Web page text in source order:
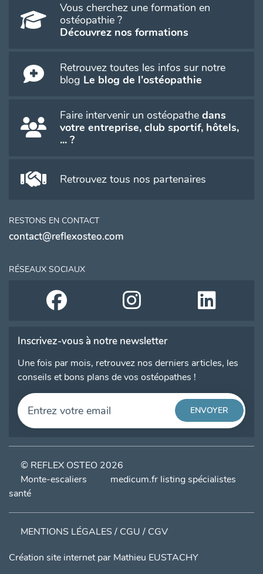
Vous cherchez une formation en
ostéopathie ?
Découvrez nos formations
Retrouvez toutes les infos sur notre
blog Le blog de l'ostéopathie
Faire intervenir un ostéopathe dans
votre entreprise, club sportif, hôtels,
... ?
Retrouvez tous nos partenaires
RESTONS EN CONTACT
contact@reflexosteo.com
RÉSEAUX SOCIAUX
Inscrivez-vous à notre newsletter
Une fois par mois, retrouvez nos derniers articles, les
conseils et bons plans de vos ostéopathes !
© REFLEX OSTEO 2026
Monte-escaliers
medicum.fr listing spécialistes
santé
MENTIONS LÉGALES / CGU / CGV
Création site internet par Mathieu EUSTACHY